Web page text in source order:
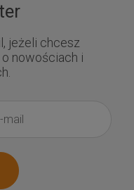
jeżeli chcesz
nowościach i